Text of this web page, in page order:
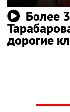
Более
дорогие